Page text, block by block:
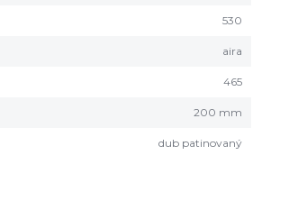
530
aira
465
200 mm
dub patinovaný